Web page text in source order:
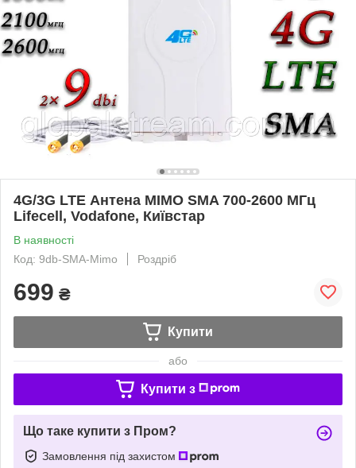
4G/3G LTE Антена MIMO SMA 700-2600 МГц
Lifecell, Vodafone, Київстар
В наявності
Код: 9db-SMA-Mimo
Роздріб
699 ₴
Купити
або
Купити з
Що таке купити з Пром?
Замовлення під захистом